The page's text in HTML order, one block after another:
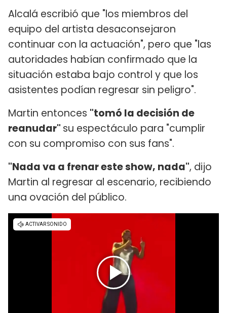
Alcalá escribió que "los miembros del
equipo del artista desaconsejaron
continuar con la actuación", pero que "las
autoridades habían confirmado que la
situación estaba bajo control y que los
asistentes podían regresar sin peligro".
Martin entonces "tomó la decisión de
reanudar" su espectáculo para "cumplir
con su compromiso con sus fans".
"Nada va a frenar este show, nada", dijo
Martin al regresar al escenario, recibiendo
una ovación del público.